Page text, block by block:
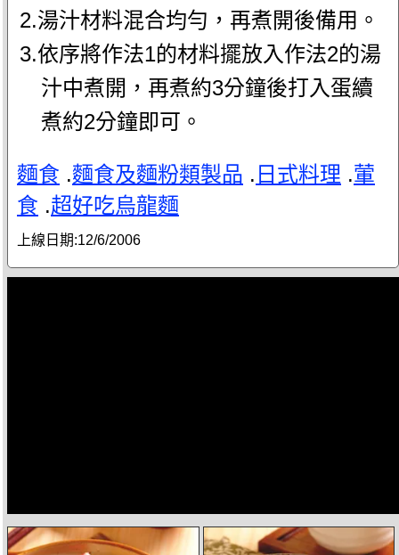
2.湯汁材料混合均勻，再煮開後備用。
3.依序將作法1的材料擺放入作法2的湯
汁中煮開，再煮約3分鐘後打入蛋續
煮約2分鐘即可。
麵食 .麵食及麵粉類製品 . 日式料理 .葷
食 .超好吃烏龍麵
上線日期:12/6/2006